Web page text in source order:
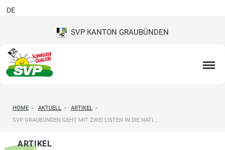
SVP KANTON GRAUBÜNDEN
DE
HOME > AKTUELL > ARTIKEL >
SVP GRAUBÜNDEN GEHT MIT ZWEI LISTEN IN DIE NATI...
ARTIKEL